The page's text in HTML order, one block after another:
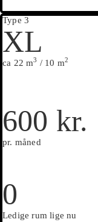
Type 3
XL
ca 22 m3 / 10 m2
600 kr.
pr. måned
0
Ledige rum lige nu